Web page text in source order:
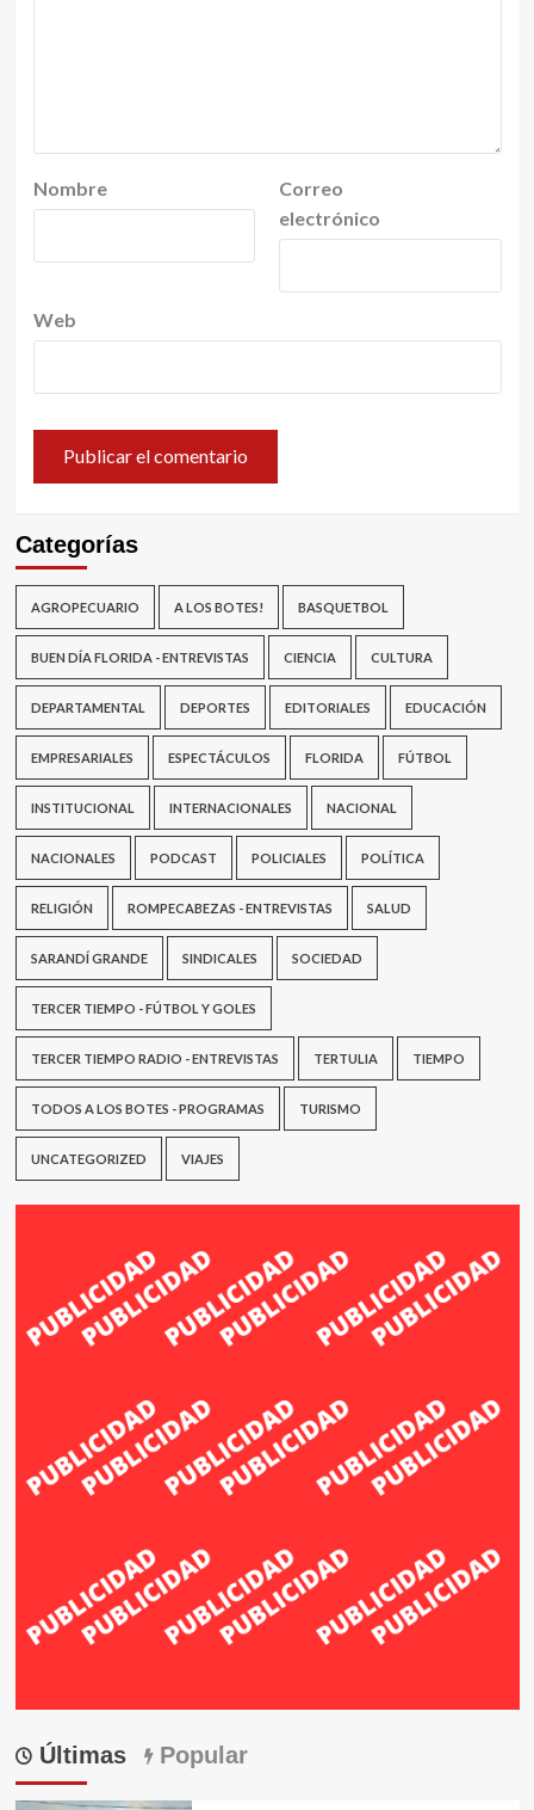
Nombre
Correo
electrónico
Web
Categorías
AGROPECUARIO A LOS BOTES! BASQUETBOL
BUEN DÍA FLORIDA - ENTREVISTAS CIENCIA CULTURA
DEPARTAMENTAL DEPORTES EDITORIALES EDUCACIÓN
EMPRESARIALES ESPECTÁCULOS FLORIDA FÚTBOL
INSTITUCIONAL INTERNACIONALES NACIONAL
NACIONALES PODCAST POLICIALES POLÍTICA
RELIGIÓN ROMPECABEZAS - ENTREVISTAS SALUD
SARANDÍ GRANDE SINDICALES SOCIEDAD
TERCER TIEMPO - FÚTBOL Y GOLES
TERCER TIEMPO RADIO - ENTREVISTAS TERTULIA TIEMPO
TODOS A LOS BOTES - PROGRAMAS TURISMO
UNCATEGORIZED VIAJES
Últimas Popular